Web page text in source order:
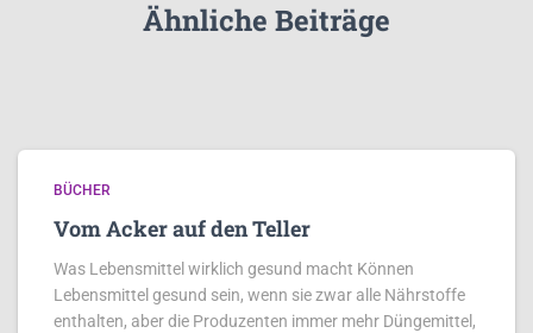
Ähnliche Beiträge
BÜCHER
Vom Acker auf den Teller
Was Lebensmittel wirklich gesund macht Können
Lebensmittel gesund sein, wenn sie zwar alle Nährstoffe
enthalten, aber die Produzenten immer mehr Düngemittel,